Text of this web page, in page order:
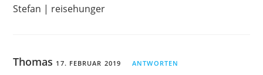
Stefan | reisehunger
Thomas 17. FEBRUAR 2019 ANTWORTEN